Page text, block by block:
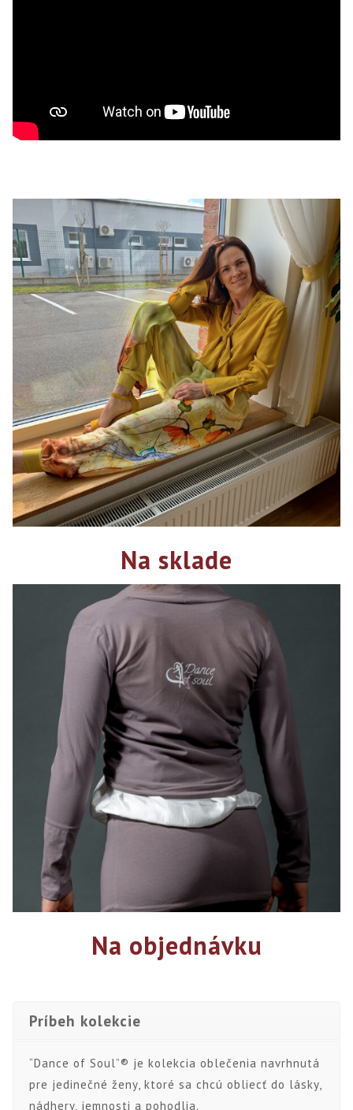
Na sklade
Na objednávku
Príbeh kolekcie
“Dance of Soul”® je kolekcia oblečenia navrhnutá
pre jedinečné ženy, ktoré sa chcú obliecť do lásky,
nádhery, jemnosti a pohodlia.